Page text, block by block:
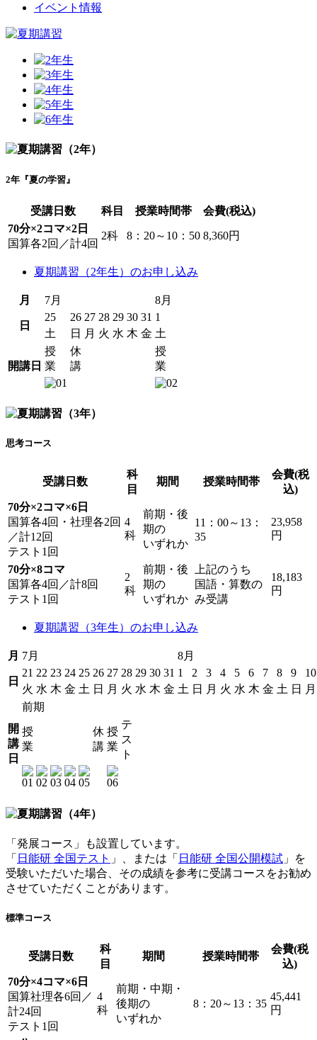
イベント情報
2年『夏の学習』
受講日数 科目 授業時間帯
会費(税込)
70分×2コマ×2日
国算各2回／計4回
2科 8：20～10：50 8,360円
夏期講習（2年生）のお申し込み
月 7月 8月
日
25 26 27 28 29 30 31 1
土
日 月 火 水 木 金 土
開講日
授
業
休
講
授
業
思考コース
受講日数
科
目
期間 授業時間帯
会費(税
込)
70分×2コマ×6日
国算各4回・社理各2回
／計12回
テスト1回
4
科
前期・後
期の
いずれか
11：00～13：
35
23,958
円
70分×8コマ
国算各4回／計8回
テスト1回
2
科
前期・後
期の
いずれか
上記のうち
国語・算数の
み受講
18,183
円
夏期講習（3年生）のお申し込み
月 7月 8月
日
21 22 23 24 25 26 27 28 29 30 31 1 2 3 4 5 6 7 8 9
10
火 水 木 金 土 日 月 火 水 木 金 土 日 月 火 水 木 金 土 日 月
開
講
日
前期
授
業
休
講
授
業
テ
ス
ト
「発展コース」も設置しています。
「 日能研 全国テスト 」、または「 日能研 全国公開模試 」を
受験いただいた場合、その成績を参考に受講コースをお勧め
させていただくことがあります。
標準コース
受講日数
科
目
期間 授業時間帯
会費(税
込)
70分×4コマ×6日
国算社理各6回／
計24回
テスト1回
4
科
前期・中期・
後期の
いずれか
8：20～13：35
45,441
円